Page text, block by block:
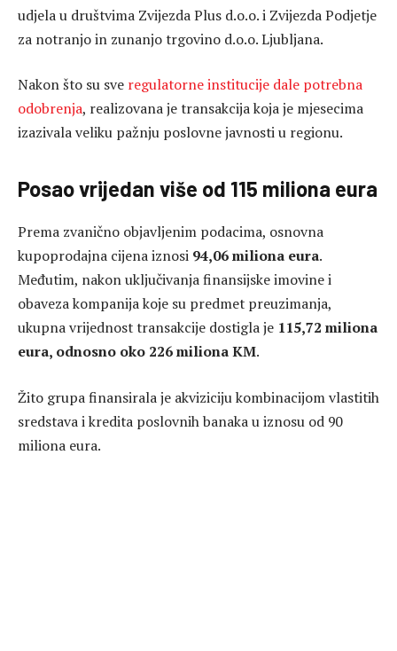
udjela u društvima Zvijezda Plus d.o.o. i Zvijezda Podjetje
za notranjo in zunanjo trgovino d.o.o. Ljubljana.
Nakon što su sve regulatorne institucije dale potrebna
odobrenja, realizovana je transakcija koja je mjesecima
izazivala veliku pažnju poslovne javnosti u regionu.
Posao vrijedan više od 115 miliona eura
Prema zvanično objavljenim podacima, osnovna
kupoprodajna cijena iznosi 94,06 miliona eura.
Međutim, nakon uključivanja finansijske imovine i
obaveza kompanija koje su predmet preuzimanja,
ukupna vrijednost transakcije dostigla je 115,72 miliona
eura, odnosno oko 226 miliona KM.
Žito grupa finansirala je akviziciju kombinacijom vlastitih
sredstava i kredita poslovnih banaka u iznosu od 90
miliona eura.